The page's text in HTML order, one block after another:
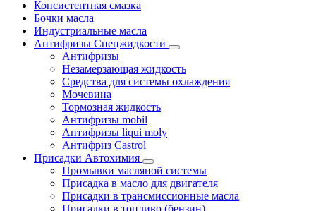
Консистентная смазка
Бочки масла
Индустриальные масла
Антифризы Спецжидкости
Антифризы
Незамерзающая жидкость
Средства для системы охлаждения
Мочевина
Тормозная жидкость
Антифризы mobil
Антифризы liqui moly
Антифриз Castrol
Присадки Автохимия
Промывки масляной системы
Присадка в масло для двигателя
Присадки в трансмиссионные масла
Присадки в топливо (бензин)